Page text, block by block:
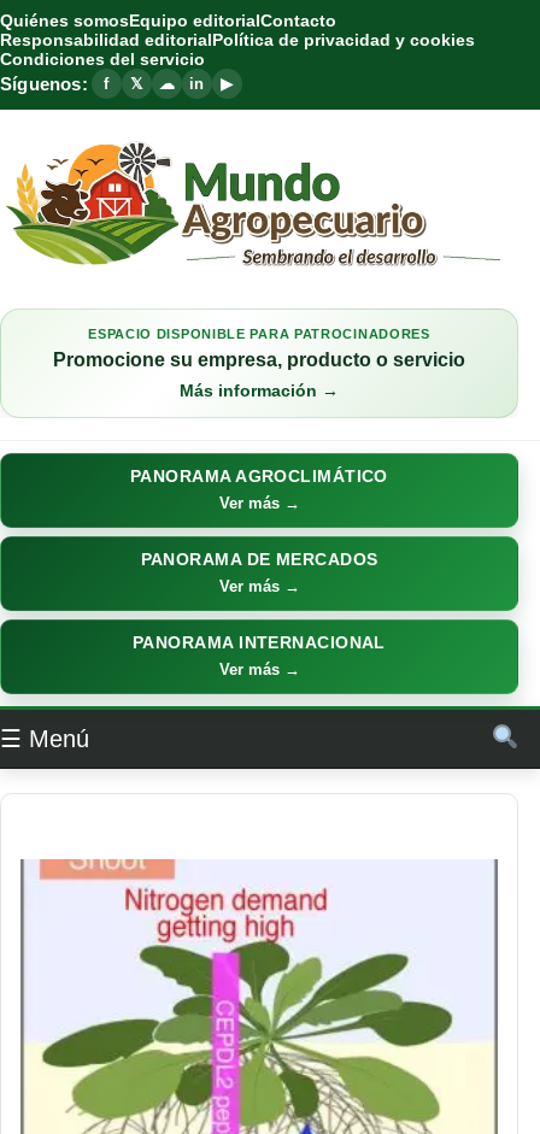
Quiénes somosEquipo editorialContacto
Responsabilidad editorialPolítica de privacidad y cookies
Condiciones del servicio
Síguenos: f 𝕏 ☁ in ▶
ESPACIO DISPONIBLE PARA PATROCINADORES
Promocione su empresa, producto o servicio
Más información →
PANORAMA AGROCLIMÁTICO
Ver más →
PANORAMA DE MERCADOS
Ver más →
PANORAMA INTERNACIONAL
Ver más →
☰ Menú